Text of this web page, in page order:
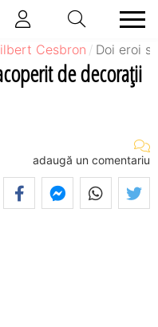
Cesbron Doi eroi
de decoraţii
adaugă un comentariu